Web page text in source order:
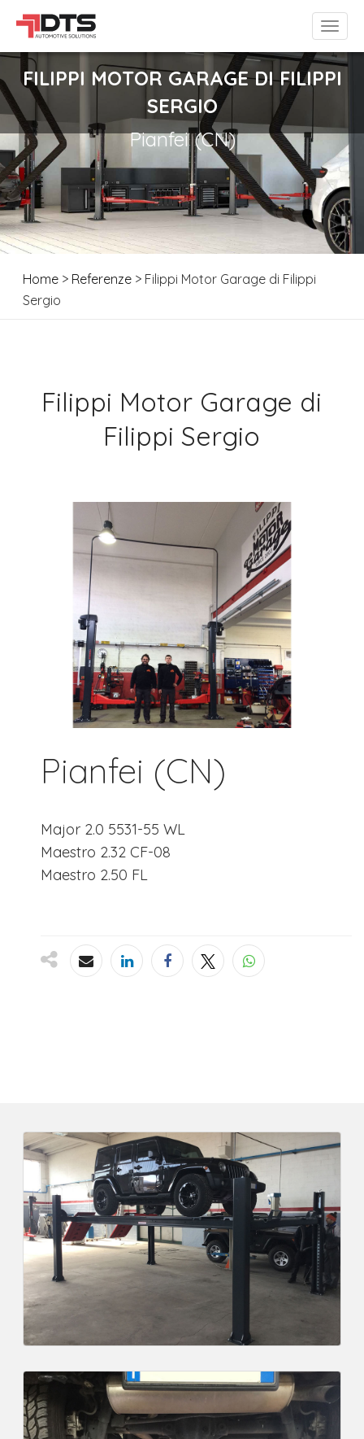
FILIPPI MOTOR GARAGE DI FILIPPI
SERGIO
Pianfei (CN)
Home > Referenze > Filippi Motor Garage di Filippi
Sergio
Filippi Motor Garage di
Filippi Sergio
Pianfei (CN)
Major 2.0 5531-55 WL
Maestro 2.32 CF-08
Maestro 2.50 FL